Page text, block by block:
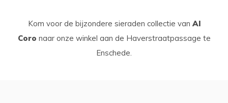
Kom voor de bijzondere sieraden collectie van Al
Coro naar onze winkel aan de Haverstraatpassage te
Enschede.